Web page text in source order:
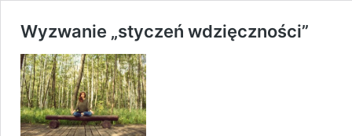
Wyzwanie „styczeń wdzięczności”